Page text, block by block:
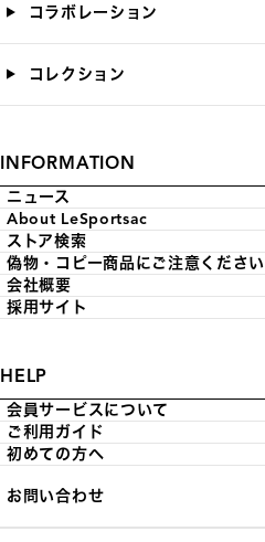
コラボレーション
コレクション
INFORMATION
ニュース
About LeSportsac
ストア検索
偽物・コピー商品にご注意ください
会社概要
採用サイト
HELP
会員サービスについて
ご利用ガイド
初めての方へ
お問い合わせ